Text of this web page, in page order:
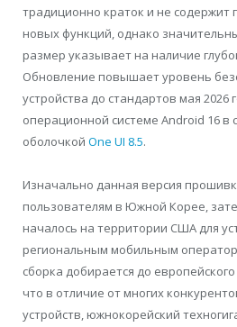
традиционно краток и не
новых функций, однако
размер указывает на наличие
Обновление повышает уровень
устройства до стандартов мая 2026
операционной системе Android 16 в
оболочкой One UI 8.5.
Изначально данная версия
пользователям в Южной Корее,
началось на территории США для
региональным мобильным
сборка добирается до
что в отличие от многих
устройств, южнокорейский